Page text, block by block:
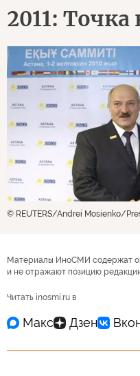
2011: Точка
© REUTERS/Andrei Mosienko/
Материалы ИноСМИ содержат
и не отражают позицию
Читать inosmi.ru в